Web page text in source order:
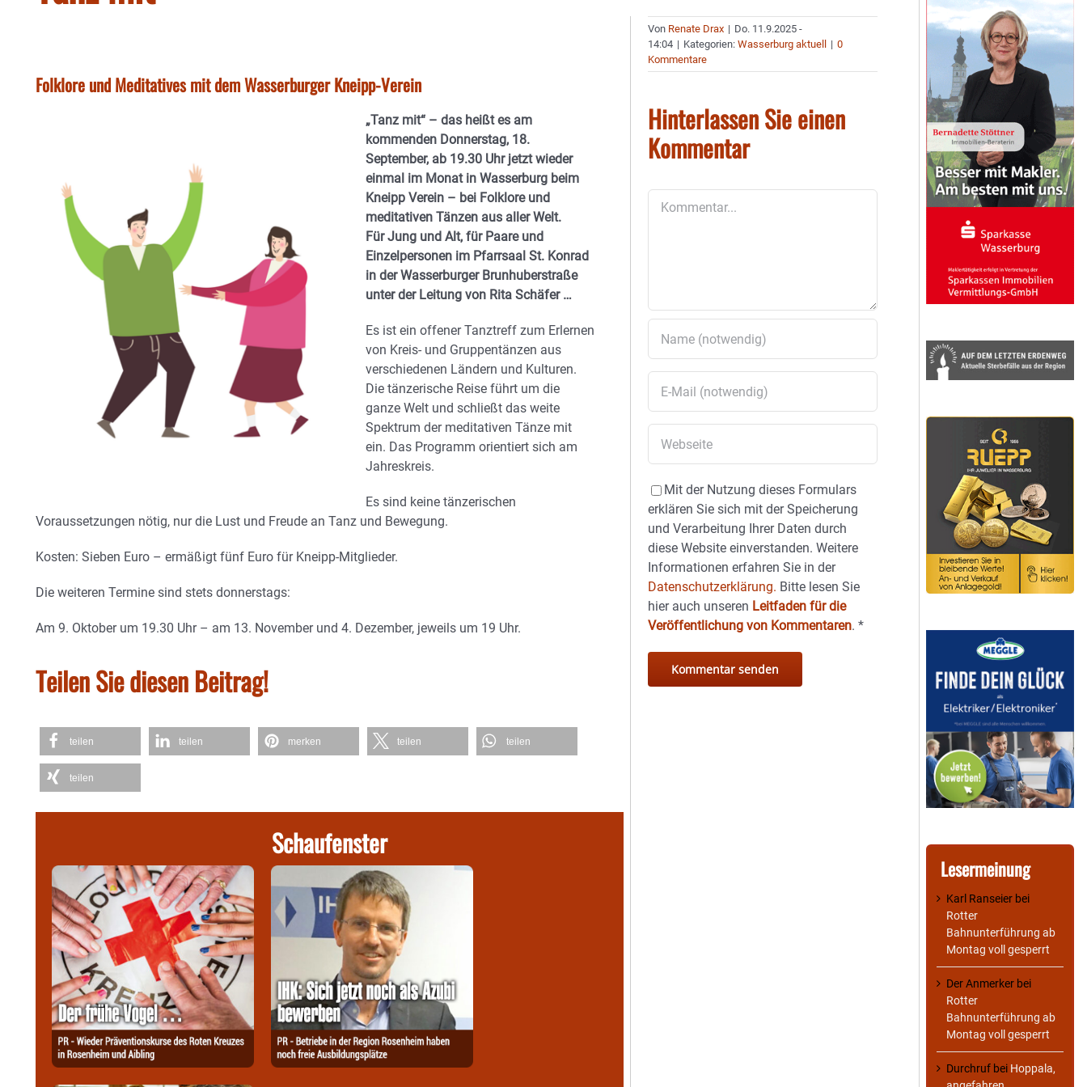
Folklore und Meditatives mit dem Wasserburger Kneipp-Verein
„Tanz mit“ – das heißt es am
kommenden Donnerstag, 18.
September, ab 19.30 Uhr jetzt wieder
einmal im Monat in Wasserburg beim
Kneipp Verein – bei Folklore und
meditativen Tänzen aus aller Welt.
Für Jung und Alt, für Paare und
Einzelpersonen im Pfarrsaal St. Konrad
in der Wasserburger Brunhuberstraße
unter der Leitung von Rita Schäfer …
Es ist ein offener Tanztreff zum Erlernen
von Kreis- und Gruppentänzen aus
verschiedenen Ländern und Kulturen.
Die tänzerische Reise führt um die
ganze Welt und schließt das weite
Spektrum der meditativen Tänze mit
ein. Das Programm orientiert sich am
Jahreskreis.
Es sind keine tänzerischen
Voraussetzungen nötig, nur die Lust und Freude an Tanz und Bewegung.
Kosten: Sieben Euro – ermäßigt fünf Euro für Kneipp-Mitglieder.
Die weiteren Termine sind stets donnerstags:
Am 9. Oktober um 19.30 Uhr – am 13. November und 4. Dezember, jeweils um 19 Uhr.
Teilen Sie diesen Beitrag!
teilen teilen merken teilen teilen
teilen
Schaufenster
Von Renate Drax | Do. 11.9.2025 -
14:04 | Kategorien:Wasserburg aktuell | 0
Kommentare
Hinterlassen Sie einen
Kommentar
Mit der Nutzung dieses Formulars
erklären Sie sich mit der Speicherung
und Verarbeitung Ihrer Daten durch
diese Website einverstanden. Weitere
Informationen erfahren Sie in der
Datenschutzerklärung. Bitte lesen Sie
hier auch unseren Leitfaden für die
Veröffentlichung von Kommentaren.*
Lesermeinung
Karl Ranseier bei
Rotter
Bahnunterführung ab
Montag voll gesperrt
Der Anmerker bei
Rotter
Bahnunterführung ab
Montag voll gesperrt
Durchruf bei Hoppala,